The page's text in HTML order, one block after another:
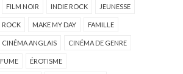
FILM NOIR INDIE ROCK JEUNESSE
ROCK MAKE MY DAY FAMILLE
CINÉMA ANGLAIS CINÉMA DE GENRE
ÉROTISME